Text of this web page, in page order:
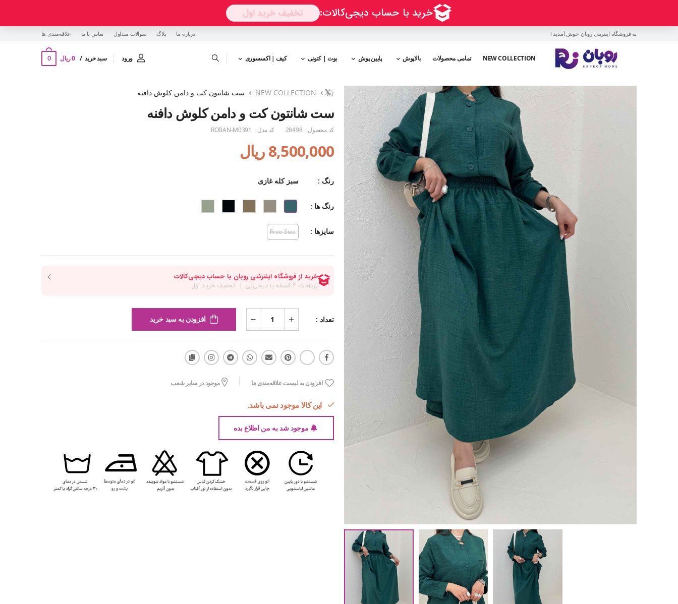
به فروشگاه اینترنتی روبان خوش آمدید ! درباره ما بلاگ سوالات متداول تماس با ما ‌علاقه‌مندی ها
NEW COLLECTION تمامی محصولات بالاپوش پایین پوش بوت | کتونی کیف | اکسسوری ورود سبد خرید 0 ریال 0
NEW COLLECTION ست شانتون کت و دامن کلوش دافنه
ست شانتون کت و دامن کلوش دافنه
کد محصول : 28498 کد مدل : ROBAN-M0391
8,500,000 ریال
رنگ : سبز کله غازی
رنگ ها :
سایزها : Free Size
تعداد : افزودن به سبد خرید
افزودن به لیست علاقه‌مندی ها موجود در سایر شعب
این کالا موجود نمی باشد.
موجود شد به من اطلاع بده